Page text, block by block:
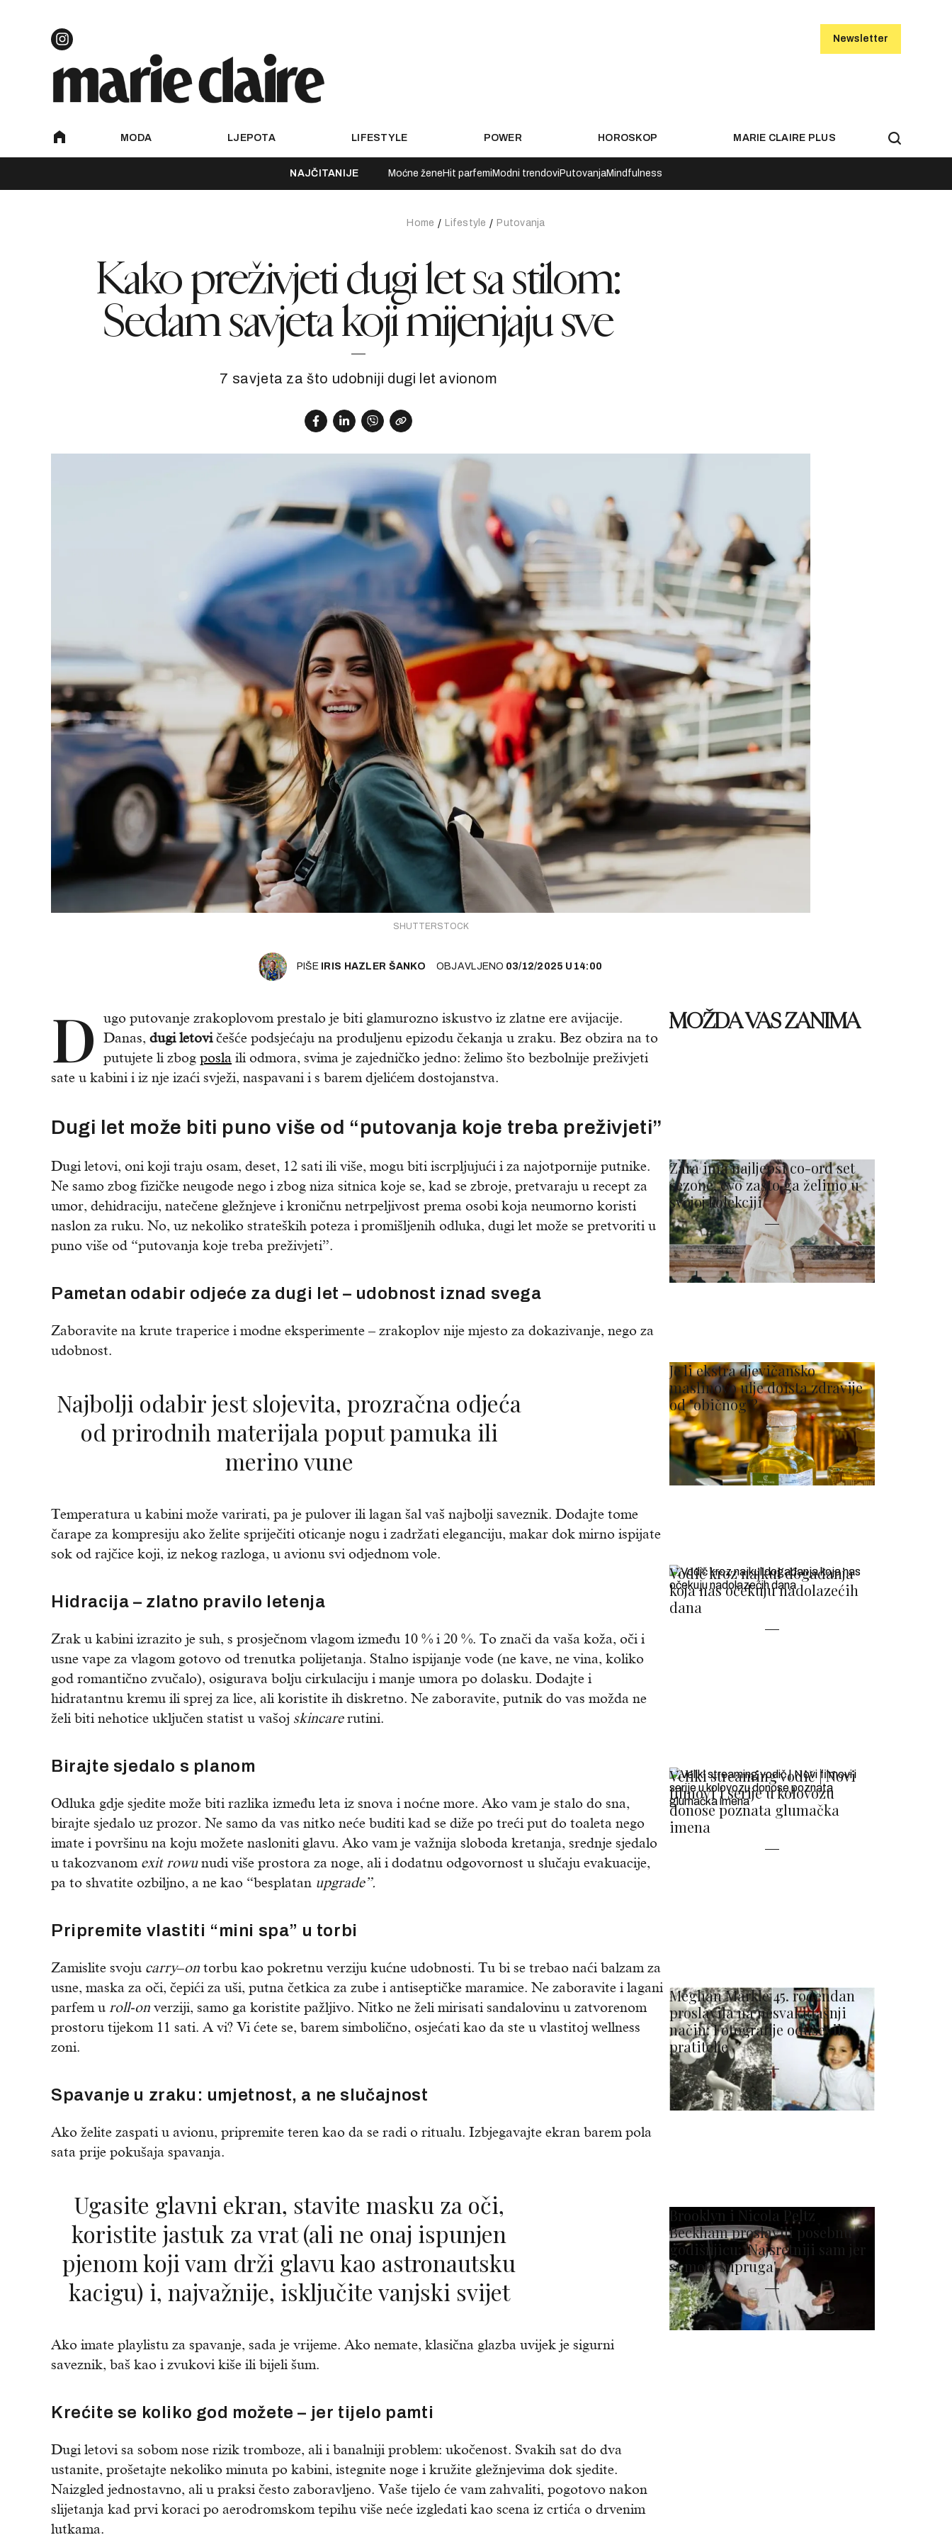
Newsletter
MODA LJEPOTA LIFESTYLE POWER HOROSKOP MARIE CLAIRE PLUS
NAJČITANIJE Moćne žene Hit parfemi Modni trendovi PutovanjaMindfulness
Home Lifestyle Putovanja
Kako preživjeti dugi let sa stilom:
Sedam savjeta koji mijenjaju sve
7 savjeta za što udobniji dugi let avionom
SHUTTERSTOCK
PIŠE IRIS HAZLER ŠANKO OBJAVLJENO 03/12/2025 U 14:00
D
ugo putovanje zrakoplovom prestalo je biti glamurozno iskustvo iz zlatne ere avijacije.
Danas, dugi letovičešće podsjećaju na produljenu epizodu čekanja u zraku. Bez obzira na to
putujete li zbog posla ili odmora, svima je zajedničko jedno: želimo što bezbolnije preživjeti
sate u kabini i iz nje izaći svježi, naspavani i s barem djelićem dostojanstva.
Dugi let može biti puno više od “putovanja koje treba preživjeti”
Dugi letovi, oni koji traju osam, deset, 12 sati ili više, mogu biti iscrpljujući i za najotpornije putnike.
Ne samo zbog fizičke neugode nego i zbog niza sitnica koje se, kad se zbroje, pretvaraju u recept za
umor, dehidraciju, natečene gležnjeve i kroničnu netrpeljivost prema osobi koja neumorno koristi
naslon za ruku. No, uz nekoliko strateških poteza i promišljenih odluka, dugi let može se pretvoriti u
puno više od “putovanja koje treba preživjeti”.
Pametan odabir odjeće za dugi let – udobnost iznad svega
Zaboravite na krute traperice i modne eksperimente – zrakoplov nije mjesto za dokazivanje, nego za
udobnost.
Najbolji odabir jest slojevita, prozračna odjeća
od prirodnih materijala poput pamuka ili
merino vune
Temperatura u kabini može varirati, pa je pulover ili lagan šal vaš najbolji saveznik. Dodajte tome
čarape za kompresiju ako želite spriječiti oticanje nogu i zadržati eleganciju, makar dok mirno ispijate
sok od rajčice koji, iz nekog razloga, u avionu svi odjednom vole.
Hidracija – zlatno pravilo letenja
Zrak u kabini izrazito je suh, s prosječnom vlagom između 10 % i 20 %. To znači da vaša koža, oči i
usne vape za vlagom gotovo od trenutka polijetanja. Stalno ispijanje vode (ne kave, ne vina, koliko
god romantično zvučalo), osigurava bolju cirkulaciju i manje umora po dolasku. Dodajte i
hidratantnu kremu ili sprej za lice, ali koristite ih diskretno. Ne zaboravite, putnik do vas možda ne
želi biti nehotice uključen statist u vašoj skincarerutini.
Birajte sjedalo s planom
Odluka gdje sjedite može biti razlika između leta iz snova i noćne more. Ako vam je stalo do sna,
birajte sjedalo uz prozor. Ne samo da vas nitko neće buditi kad se diže po treći put do toaleta nego
imate i površinu na koju možete nasloniti glavu. Ako vam je važnija sloboda kretanja, srednje sjedalo
u takozvanom exit rowunudi više prostora za noge, ali i dodatnu odgovornost u slučaju evakuacije,
pa to shvatite ozbiljno, a ne kao “besplatan upgrade”.
Pripremite vlastiti “mini spa” u torbi
Zamislite svoju carry–on torbu kao pokretnu verziju kućne udobnosti. Tu bi se trebao naći balzam za
usne, maska za oči, čepići za uši, putna četkica za zube i antiseptičke maramice. Ne zaboravite i lagani
parfem u roll-on verziji, samo ga koristite pažljivo. Nitko ne želi mirisati sandalovinu u zatvorenom
prostoru tijekom 11 sati. A vi? Vi ćete se, barem simbolično, osjećati kao da ste u vlastitoj wellness
zoni.
Spavanje u zraku: umjetnost, a ne slučajnost
Ako želite zaspati u avionu, pripremite teren kao da se radi o ritualu. Izbjegavajte ekran barem pola
sata prije pokušaja spavanja.
Ugasite glavni ekran, stavite masku za oči,
koristite jastuk za vrat (ali ne onaj ispunjen
pjenom koji vam drži glavu kao astronautsku
kacigu) i, najvažnije, isključite vanjski svijet
Ako imate playlistu za spavanje, sada je vrijeme. Ako nemate, klasična glazba uvijek je sigurni
saveznik, baš kao i zvukovi kiše ili bijeli šum.
Krećite se koliko god možete – jer tijelo pamti
Dugi letovi sa sobom nose rizik tromboze, ali i banalniji problem: ukočenost. Svakih sat do dva
ustanite, prošetajte nekoliko minuta po kabini, istegnite noge i kružite gležnjevima dok sjedite.
Naizgled jednostavno, ali u praksi često zaboravljeno. Vaše tijelo će vam zahvaliti, pogotovo nakon
slijetanja kad prvi koraci po aerodromskom tepihu više neće izgledati kao scena iz crtića o drvenim
lutkama.
MOŽDA VAS ZANIMA
Zara ima najljepši co-ord set
sezone, evo zašto ga želimo u
svojoj kolekciji
Je li ekstra djevičansko
maslinovo ulje doista zdravije
od "običnog"?
Vodič kroz najkul događanja
koja nas očekuju nadolazećih
dana
Veliki streaming vodič | Novi
filmovi i serije u kolovozu
donose poznata glumačka
imena
Meghan Markle 45. rođendan
proslavila na nesvakidašnji
način: Fotografije oduševile
pratitelje
Brooklyn i Nicola Peltz
Beckham proslavili posebnu
godišnjicu: 'Najsretniji sam jer
si moja supruga'